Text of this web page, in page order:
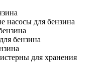
насосы для бензина
бензина
для хранения